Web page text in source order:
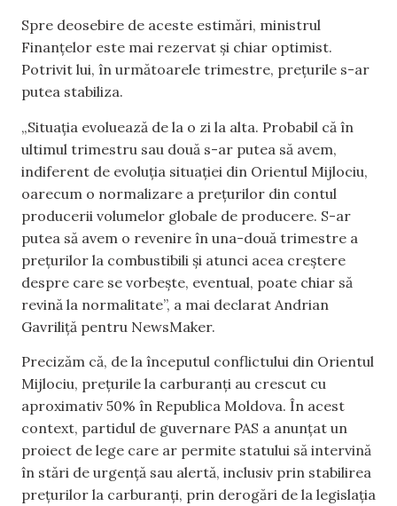
Spre deosebire de aceste estimări, ministrul
Finanțelor este mai rezervat și chiar optimist.
Potrivit lui, în următoarele trimestre, prețurile s-ar
putea stabiliza.
„Situația evoluează de la o zi la alta. Probabil că în
ultimul trimestru sau două s-ar putea să avem,
indiferent de evoluția situației din Orientul Mijlociu,
oarecum o normalizare a prețurilor din contul
producerii volumelor globale de producere. S-ar
putea să avem o revenire în una-două trimestre a
prețurilor la combustibili și atunci acea creștere
despre care se vorbește, eventual, poate chiar să
revină la normalitate”, a mai declarat Andrian
Gavriliță pentru NewsMaker.
Precizăm că, de la începutul conflictului din Orientul
Mijlociu, prețurile la carburanți au crescut cu
aproximativ 50% în Republica Moldova. În acest
context, partidul de guvernare PAS a anunțat un
proiect de lege care ar permite statului să intervină
în stări de urgență sau alertă, inclusiv prin stabilirea
prețurilor la carburanți, prin derogări de la legislația